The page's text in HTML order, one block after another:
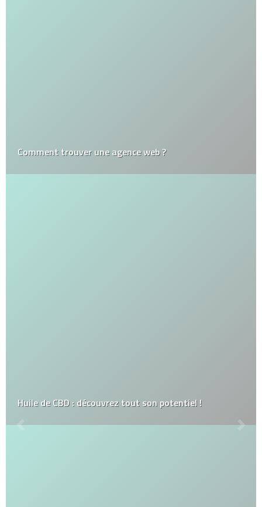
Comment trouver une agence web ?
Huile de CBD : découvrez tout son potentiel !